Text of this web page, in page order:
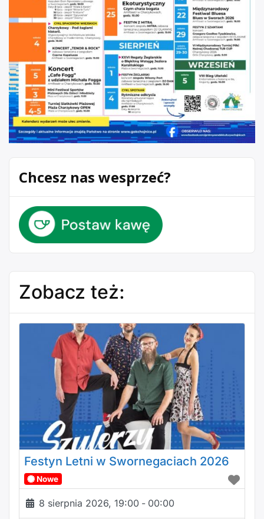
Chcesz nas wesprzeć?
Zobacz też:
Festyn Letni w Swornegaciach 2026
Nowe
8 sierpnia 2026, 19:00 - 00:00